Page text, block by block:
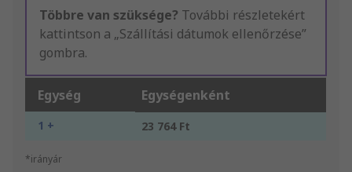
Többre van szüksége? További részletekért
kattintson a „Szállítási dátumok ellenőrzése”
gombra.
Egység Egységenként
1 + 23 764 Ft
*irányár